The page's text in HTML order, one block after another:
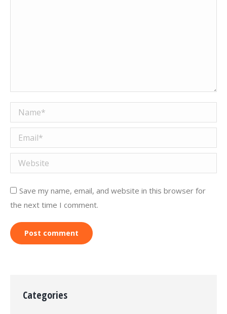
Name *
Email *
Website
Save my name, email, and website in this browser for
the next time I comment.
Post comment
Categories